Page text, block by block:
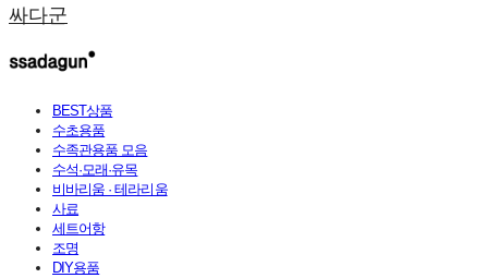
싸다군
BEST상품
수초용품
수족관용품 모음
수석·모래·유목
비바리움 · 테라리움
사료
세트어항
조명
DIY용품